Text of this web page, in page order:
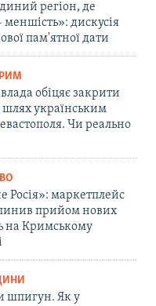
регіон, де
меншість»: дискусія
пам'ятної дати
обіцяє закрити
українським
Чи реально
Росія»: маркетплейс
прийом нових
на Кримському
шпигун. Як у